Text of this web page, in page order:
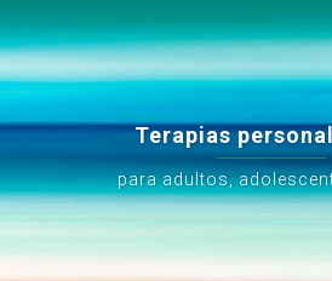
Terapias
para adultos,